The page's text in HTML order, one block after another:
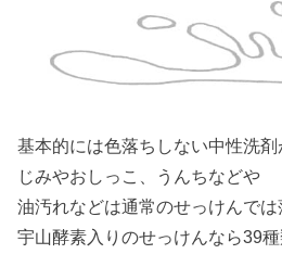
基本的には色落ちしない中性洗
じみやおしっこ、うんちなどや
油汚れなどは通常のせっけんでは
宇山酵素入りのせっけんなら39種